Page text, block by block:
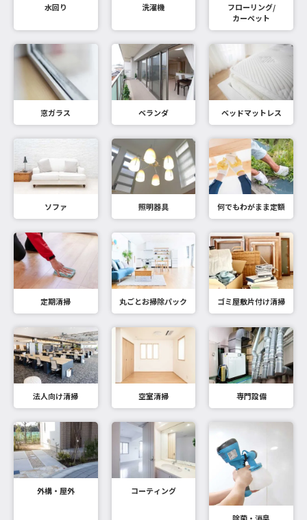
水回り 洗濯機
フローリング/
カーペット
窓ガラス ベランダ ベッドマットレス
ソファ 照明器具 何でもわがまま定額
定期清掃 丸ごとお掃除パック ゴミ屋敷片付け清掃
法人向け清掃 空室清掃 専門設備
外構・屋外 コーティング